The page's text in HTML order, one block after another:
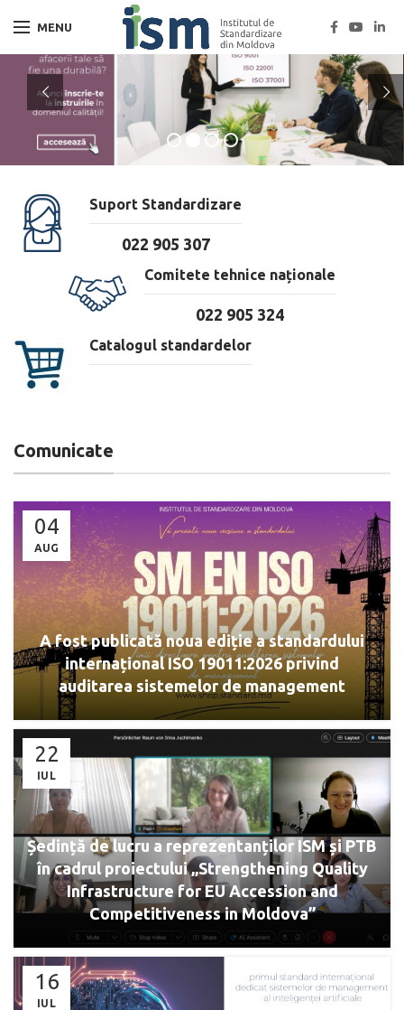
MENU
Suport Standardizare
022 905 307
Comitete tehnice naționale
022 905 324
Catalogul standardelor
Comunicate
04
AUG
A fost publicată noua ediție a standardului
internațional ISO 19011:2026 privind
auditarea sistemelor de management
22
IUL
Ședință de lucru a reprezentanților ISM și PTB
în cadrul proiectului „Strengthening Quality
Infrastructure for EU Accession and
Competitiveness in Moldova”
16
IUL